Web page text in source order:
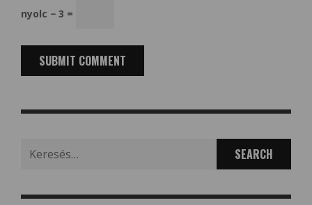
nyolc − 3 =
for: